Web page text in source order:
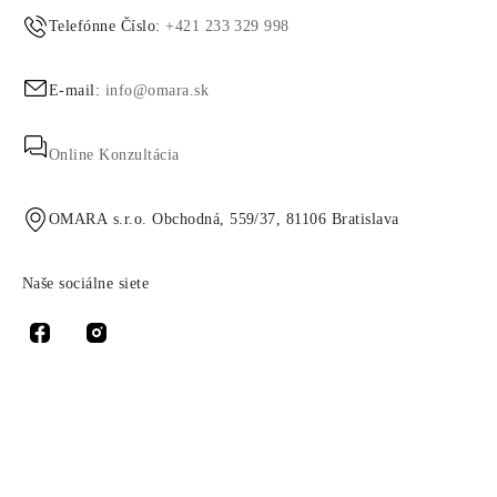
Telefónne Číslo:+421 233 329 998
E-mail: info@omara.sk
Online Konzultácia
OMARA s.r.o. Obchodná, 559/37, 81106 Bratislava
Naše sociálne siete